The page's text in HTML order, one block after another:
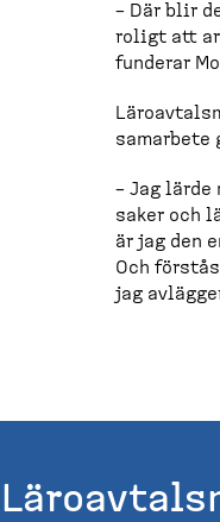
– Där blir
roligt att
funderar
samarbete
– Jag
saker och
är jag den
Och
jag